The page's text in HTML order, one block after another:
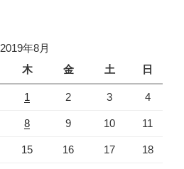
2019年8月
木 金 土 日
1 2 3 4
8 9 10 11
15 16 17 18